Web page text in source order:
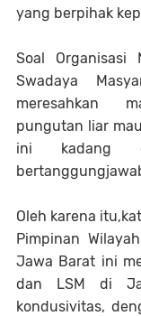
yang berpihak
Soal Organisasi
Swadaya
meresahkan
pungutan liar
ini kadang
Oleh karena
Pimpinan
Jawa Barat ini
dan LSM di
kondusivitas,